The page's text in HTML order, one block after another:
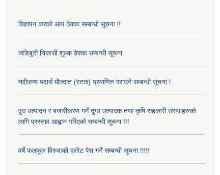
विज्ञापन करको आय ठेक्का सम्बन्धी सूचना !!
जडिबुटी निकासी शुल्क ठेक्का सम्बन्धी सूचना
नदीजन्य पदार्थ मौज्दात (स्टक) प्रमाणित गराउने सम्बन्धी सूचना !
दुध उत्पादन र बजारीकरण गर्ने दुग्ध उत्पादक तथा कृषि सहकारी संस्थाहरुको
लागि प्रस्ताव आह्वान गरिएको सम्बन्धी सूचना !!!
वर्षे फलफूल विरुवाको दररेट पेश गर्ने सम्बन्धी सूचना !!!!!